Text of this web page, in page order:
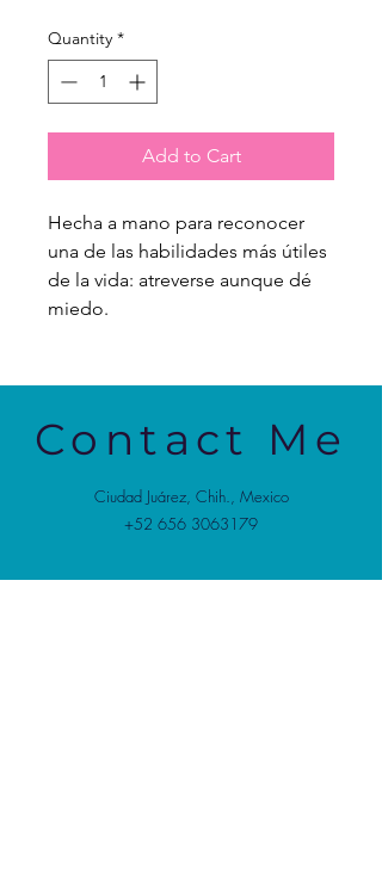
Quantity *
Add to Cart
Hecha a mano para reconocer
una de las habilidades más útiles
de la vida: atreverse aunque dé
miedo.
Contact Me
Ciudad Juárez, Chih., Mexico
+52 656 3063179